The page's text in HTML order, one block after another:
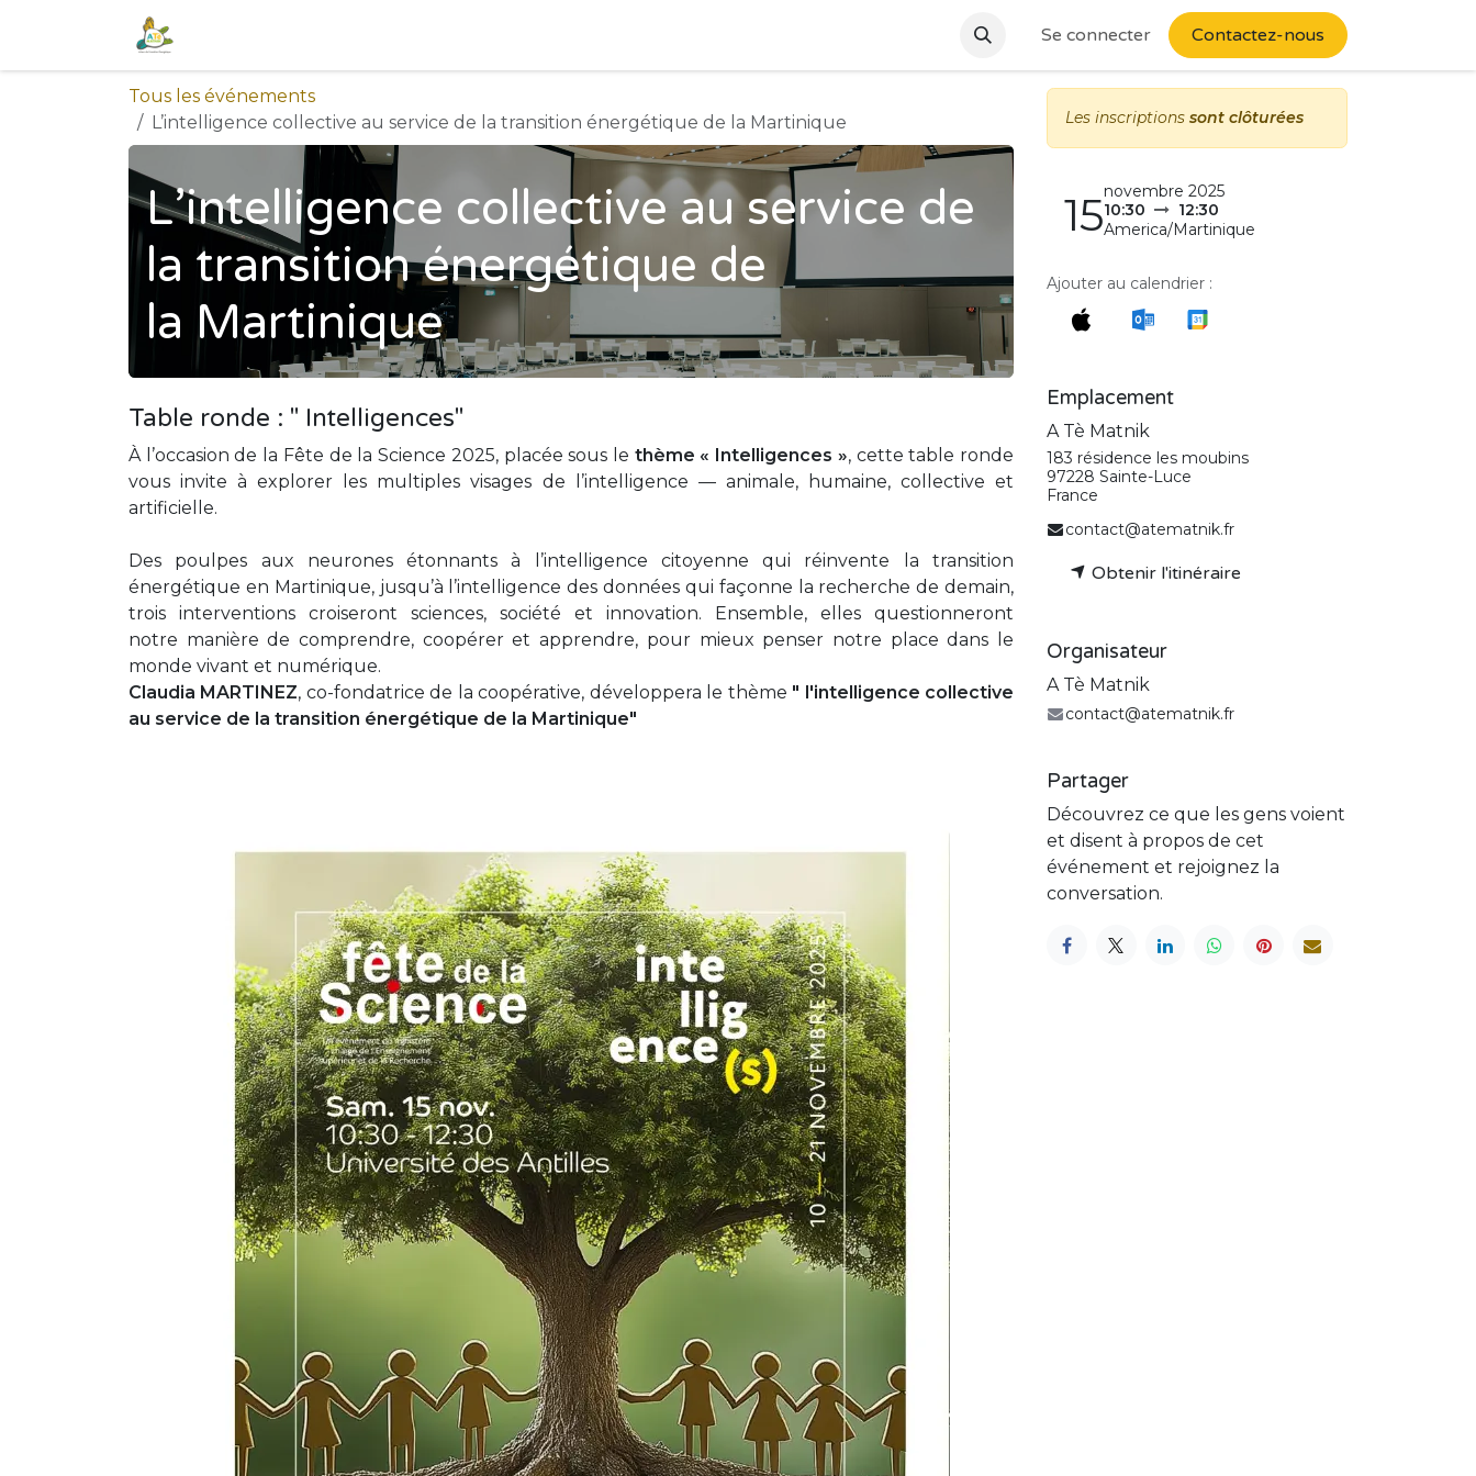
Se rendre au contenu
Se connecter Contactez-nous
Tous les événements
L’intelligence collective au service de la transition énergétique de la Martinique
L’intelligence collective au service de
la transition énergétique de
la Martinique
Table ronde : " Intelligences"
À l’occasion de la Fête de la Science 2025, placée sous le thème « Intelligences », cette table ronde
vous invite à explorer les multiples visages de l’intelligence — animale, humaine, collective et
artificielle.
Des poulpes aux neurones étonnants à l’intelligence citoyenne qui réinvente la transition
énergétique en Martinique, jusqu’à l’intelligence des données qui façonne la recherche de demain,
trois interventions croiseront sciences, société et innovation. Ensemble, elles questionneront
notre manière de comprendre, coopérer et apprendre, pour mieux penser notre place dans le
monde vivant et numérique.
Claudia MARTINEZ, co-fondatrice de la coopérative, développera le thème " l'intelligence collective
au service de la transition énergétique de la Martinique"
Les inscriptions sont clôturées
15novembre 2025
10:30
12:30
America/Martinique
Ajouter au calendrier :
Emplacement
A Tè Matnik
183 résidence les moubins
97228 Sainte-Luce
France
contact@atematnik.fr
Obtenir l'itinéraire
Organisateur
A Tè Matnik
contact@atematnik.fr
Partager
Découvrez ce que les gens voient
et disent à propos de cet
événement et rejoignez la
conversation.